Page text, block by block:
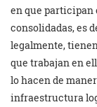
en que participan
consolidadas, es
legalmente,
que trabajan en
lo hacen de
infraestructura